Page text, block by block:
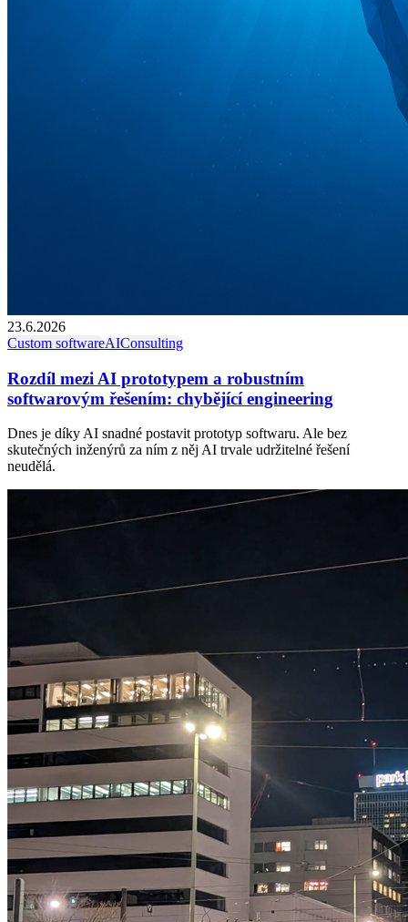
23.6.2026
Custom softwareAIConsulting
Rozdíl mezi AI prototypem a robustním
softwarovým řešením: chybějící engineering
Dnes je díky AI snadné postavit prototyp softwaru. Ale bez
skutečných inženýrů za ním z něj AI trvale udržitelné řešení
neudělá.